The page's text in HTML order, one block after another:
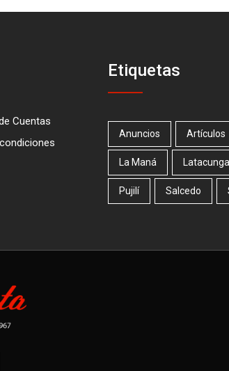
Cuentas
Etiquetas
Anuncios Artículos
La Maná Latacunga
Pujilí Salcedo